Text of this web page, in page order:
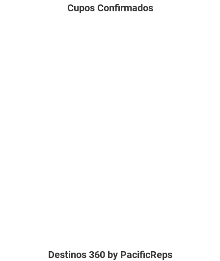
Cupos Confirmados
Destinos 360 by PacificReps